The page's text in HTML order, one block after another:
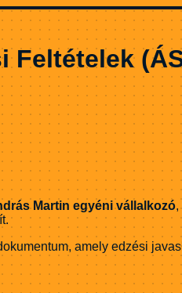
Feltételek
Martin egyéni vállalkozó,
amely edzési